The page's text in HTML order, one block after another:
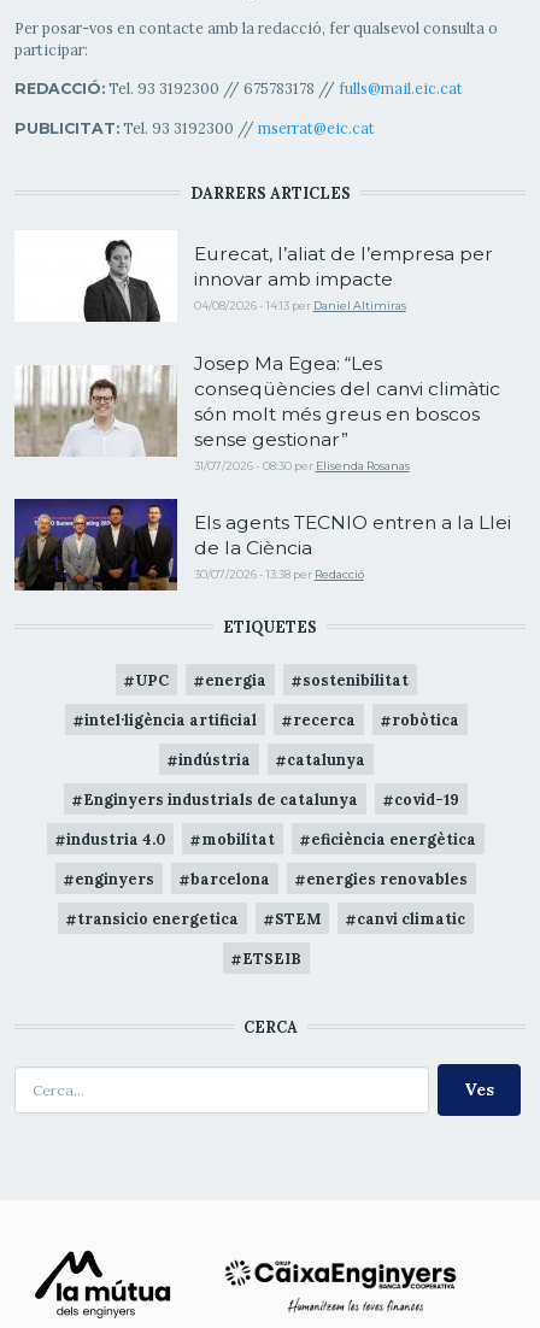
Per posar-vos en contacte amb la redacció, fer qualsevol consulta o
participar:
REDACCIÓ:Tel. 93 3192300 // 675783178 // fulls@mail.eic.cat
PUBLICITAT:Tel. 93 3192300 // mserrat@eic.cat
DARRERS ARTICLES
Eurecat, l’aliat de l’empresa per
innovar amb impacte
04/08/2026 - 14:13 per Daniel Altimiras
Josep Ma Egea: “Les
conseqüències del canvi climàtic
són molt més greus en boscos
sense gestionar”
31/07/2026 - 08:30 per Elisenda Rosanas
Els agents TECNIO entren a la Llei
de la Ciència
30/07/2026 - 13:38 per Redacció
ETIQUETES
UPC energia sostenibilitat
intel·ligència artificial recerca robòtica
indústria catalunya
Enginyers industrials de catalunya covid-19
industria 4.0 mobilitat eficiència energètica
enginyers barcelona energies renovables
transicio energetica STEM canvi climatic
ETSEIB
CERCA